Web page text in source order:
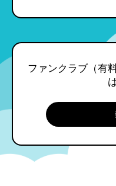
ファンクラブ（有